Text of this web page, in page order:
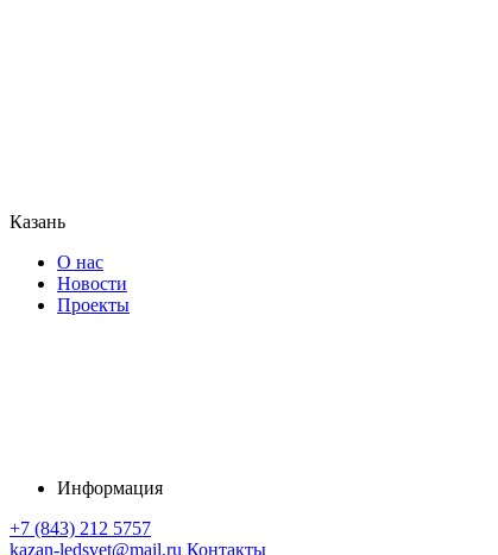
Казань
О нас
Новости
Проекты
Информация
+7 (843) 212 5757
kazan-ledsvet@mail.ru Контакты